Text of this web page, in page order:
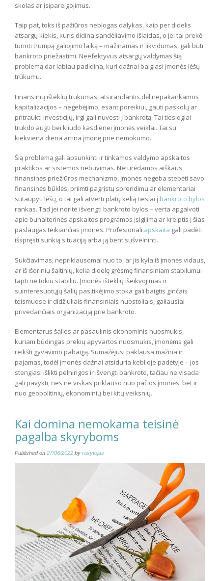
skolas ar įsipareigojimus.
Taip pat, toks iš pažiūros neblogas dalykas, kaip per didelis
atsargų kiekis, kuris didina sandėliavimo išlaidas, o jei tai prekė
turinti trumpą galiojimo laiką – mažinamas ir likvidumas, gali būti
bankroto priežastimi. Neefektyvus atsargų valdymas šią
problemą dar labiau padidina, kuri dažnai baigiasi įmonės lėšų
trūkumu.
Finansinių išteklių trūkumas, atsirandantis dėl nepakankamos
kapitalizacijos – negebėjimo, esant poreikiui, gauti paskolų ar
pritraukti investicijų, irgi gali nuvesti į bankrotą. Tai tiesiogiai
trukdo augti bei kliudo kasdienei įmonės veiklai. Tai su
kiekviena diena artina įmonę prie nemokumo.
Šią problemą gali apsunkinti ir tinkamos valdymo apskaitos
praktikos ar sistemos nebuvimas. Neturėdamos aiškaus
finansinės priežiūros mechanizmo, įmonės negeba stebėti savo
finansinės būklės, priimti pagrįstų sprendimų ar elementariai
sutaupyti lėšų, o tai gali atverti platų kelią tiesiai į bankroto bylos
rankas. Tad jei norite išvengti bankroto bylos – verta apgalvoti
apie buhalterinės apskaitos programos įsigijimą ar kreiptis į šias
paslaugas teikiančias įmones. Profesionali apskaita gali padėti
išspręsti sunkią situaciją arba ją bent sušvelninti.
Sukčiavimas, nepriklausomai nuo to, ar jis kyla iš įmonės vidaus,
ar iš išorinių šaltinių, kelia didelę grėsmę finansiniam stabilumui
tapti ne tokiu stabiliu. Įmonės išteklių išeikvojimas ir
suinteresuotųjų šalių pasitikėjimo stoka gali baigtis ginčais
teismuose ir didžiuliais finansiniais nuostoliais, galiausiai
privedančiais organizaciją prie bankroto.
Elementarus šalies ar pasaulinis ekonominis nuosmukis,
kuriam būdingas prekių apyvartos nuosmukis, įmonėms gali
reikšti gyvavimo pabaigą. Sumažėjusi paklausa mažina ir
pajamas, todėl įmonės dažnai atsiduria keblioje padėtyje – jos
stengiasi išlikti pelningos ir išvengti bankroto, tačiau ne visada
gali pavykti, nes ne viskas priklauso nuo pačios įmonės, bet ir
nuo geopolitinių, ekonominių bei kitų veiksnių.
Kai domina nemokama teisinė
pagalba skyryboms
Published on 27/06/2022 by rasytojas